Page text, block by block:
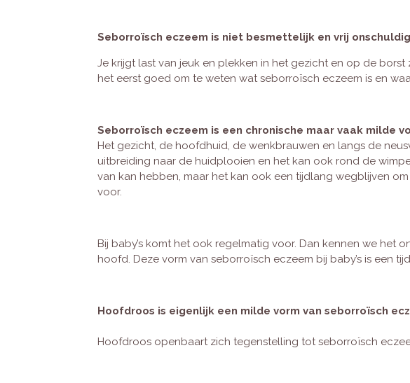
Seborroïsch eczeem is niet besmettelijk en vrij
Je krijgt last van jeuk en plekken in het gezicht en op de
het eerst goed om te weten wat seborroïsch eczeem is en
Seborroïsch eczeem is een chronische maar vaak milde
Het gezicht, de hoofdhuid, de wenkbrauwen en langs de
uitbreiding naar de huidplooien en het kan ook rond de
van kan hebben, maar het kan ook een tijdlang wegblijven
voor.
Bij baby’s komt het ook regelmatig voor. Dan kennen we het
hoofd. Deze vorm van seborroïsch eczeem bij baby’s is een
Hoofdroos is eigenlijk een milde vorm van seborroïsch
Hoofdroos openbaart zich tegenstelling tot seborroïsch